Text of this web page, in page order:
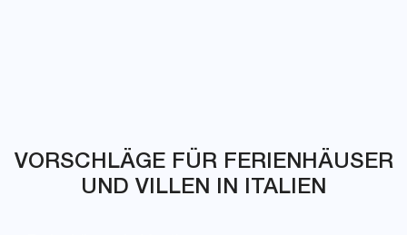
VORSCHLÄGE FÜR FERIENHÄUSER
UND VILLEN IN ITALIEN